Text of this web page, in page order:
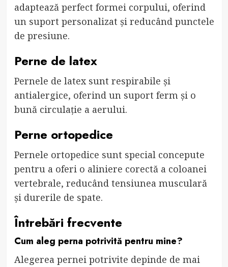
adaptează perfect formei corpului, oferind
un suport personalizat și reducând punctele
de presiune.
Perne de latex
Pernele de latex sunt respirabile și
antialergice, oferind un suport ferm și o
bună circulație a aerului.
Perne ortopedice
Pernele ortopedice sunt special concepute
pentru a oferi o aliniere corectă a coloanei
vertebrale, reducând tensiunea musculară
și durerile de spate.
Întrebări frecvente
Cum aleg perna potrivită pentru mine?
Alegerea pernei potrivite depinde de mai